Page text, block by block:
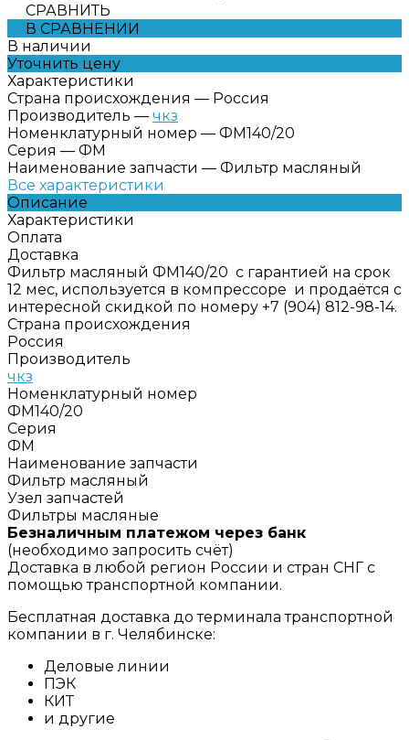
СРАВНИТЬ
В СРАВНЕНИИ
В наличии
Уточнить цену
Характеристики
Страна происхождения — Россия
Производитель — чкз
Номенклатурный номер — ФМ140/20
Серия — ФМ
Наименование запчасти — Фильтр масляный
Все характеристики
Описание
Характеристики
Оплата
Доставка
Фильтр масляный ФМ140/20 с гарантией на срок
12 мес, используется в компрессоре и продаётся с
интересной скидкой по номеру +7 (904) 812-98-14.
Страна происхождения
Россия
Производитель
чкз
Номенклатурный номер
ФМ140/20
Серия
ФМ
Наименование запчасти
Фильтр масляный
Узел запчастей
Фильтры масляные
Безналичным платежом через банк
(необходимо запросить счёт)
Доставка в любой регион России и стран СНГ с
помощью транспортной компании.
Бесплатная доставка до терминала транспортной
компании в г. Челябинске:
Деловые линии
ПЭК
КИТ
и другие